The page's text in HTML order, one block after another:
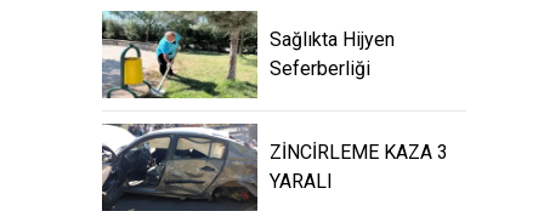
Sağlıkta Hijyen
Seferberliği
ZİNCİRLEME KAZA 3
YARALI